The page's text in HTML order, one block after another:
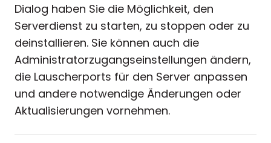
Dialog haben Sie die Möglichkeit, den
Serverdienst zu starten, zu stoppen oder zu
deinstallieren. Sie können auch die
Administratorzugangseinstellungen ändern,
die Lauscherports für den Server anpassen
und andere notwendige Änderungen oder
Aktualisierungen vornehmen.